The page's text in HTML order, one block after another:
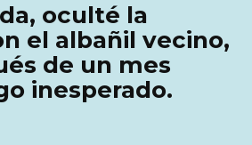
oculté la
el albañil vecino,
de un mes
inesperado.